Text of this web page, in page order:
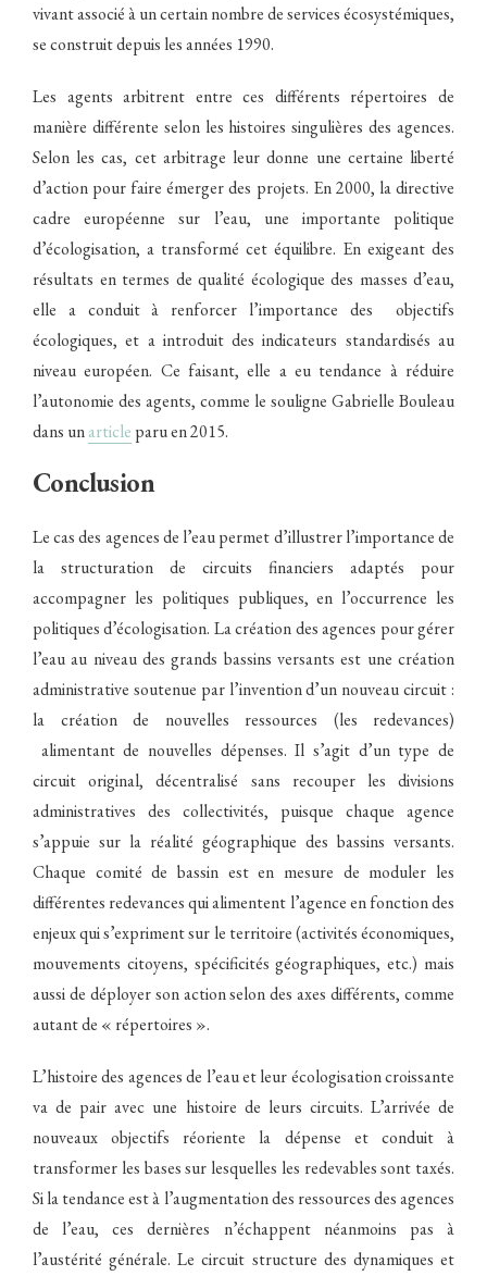
vivant associé à un certain nombre de services écosystémiques,
se construit depuis les années 1990.
Les agents arbitrent entre ces différents répertoires de
manière différente selon les histoires singulières des agences.
Selon les cas, cet arbitrage leur donne une certaine liberté
d’action pour faire émerger des projets. En 2000, la directive
cadre européenne sur l’eau, une importante politique
d’écologisation, a transformé cet équilibre. En exigeant des
résultats en termes de qualité écologique des masses d’eau,
elle a conduit à renforcer l’importance des objectifs
écologiques, et a introduit des indicateurs standardisés au
niveau européen. Ce faisant, elle a eu tendance à réduire
l’autonomie des agents, comme le souligne Gabrielle Bouleau
dans unarticle paru en 2015.
Conclusion
Le cas des agences de l’eau permet d’illustrer l’importance de
la structuration de circuits financiers adaptés pour
accompagner les politiques publiques, en l’occurrence les
politiques d’écologisation. La création des agences pour gérer
l’eau au niveau des grands bassins versants est une création
administrative soutenue par l’invention d’un nouveau circuit :
la création de nouvelles ressources (les redevances)
alimentant de nouvelles dépenses. Il s’agit d’un type de
circuit original, décentralisé sans recouper les divisions
administratives des collectivités, puisque chaque agence
s’appuie sur la réalité géographique des bassins versants.
Chaque comité de bassin est en mesure de moduler les
différentes redevances qui alimentent l’agence en fonction des
enjeux qui s’expriment sur le territoire (activités économiques,
mouvements citoyens, spécificités géographiques, etc.) mais
aussi de déployer son action selon des axes différents, comme
autant de « répertoires ».
L’histoire des agences de l’eau et leur écologisation croissante
va de pair avec une histoire de leurs circuits. L’arrivée de
nouveaux objectifs réoriente la dépense et conduit à
transformer les bases sur lesquelles les redevables sont taxés.
Si la tendance est à l’augmentation des ressources des agences
de l’eau, ces dernières n’échappent néanmoins pas à
l’austérité générale. Le circuit structure des dynamiques et